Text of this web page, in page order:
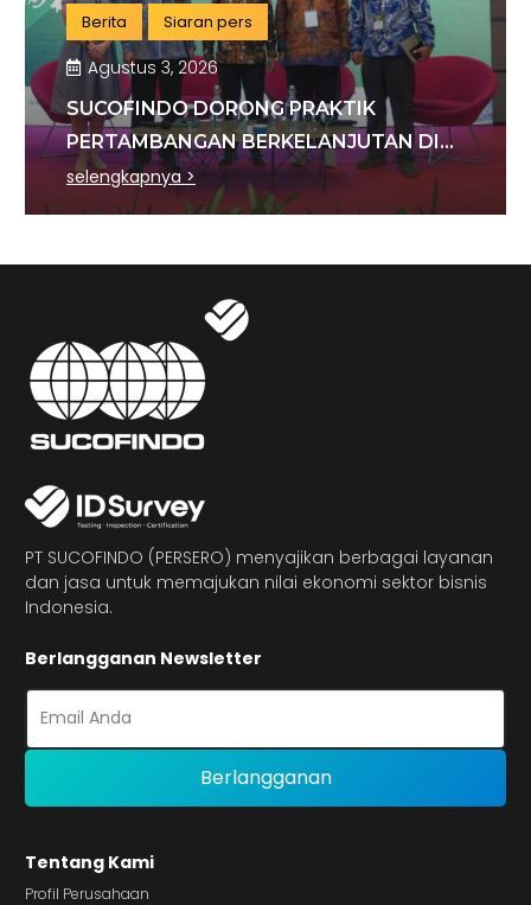
Berita Siaran pers
Agustus 3, 2026
SUCOFINDO DORONG PRAKTIK
PERTAMBANGAN BERKELANJUTAN DI
SEKTOR BATU BARA
selengkapnya >
PT SUCOFINDO (PERSERO) menyajikan berbagai layanan
dan jasa untuk memajukan nilai ekonomi sektor bisnis
Indonesia.
Berlangganan Newsletter
Tentang Kami
Profil Perusahaan